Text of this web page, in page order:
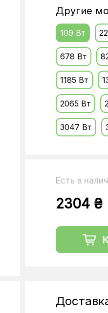
Другие
109 Вт
678 Вт
1185 Вт
2065 Вт
3047 Вт
Есть в
2304 ₴